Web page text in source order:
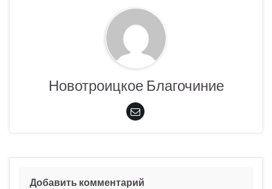
Новотроицкое Благочиние
Добавить комментарий